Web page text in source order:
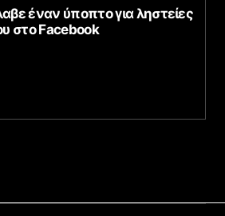
έναν ύποπτο για ληστείες
στο Facebook